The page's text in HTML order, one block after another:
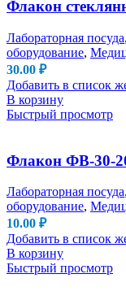
Флакон
Лабораторная посуда,
оборудование,
30.00 ₽
Добавить в список
В корзину
Быстрый просмотр
Флакон ФВ-30-
Лабораторная посуда,
оборудование,
10.00 ₽
Добавить в список
В корзину
Быстрый просмотр